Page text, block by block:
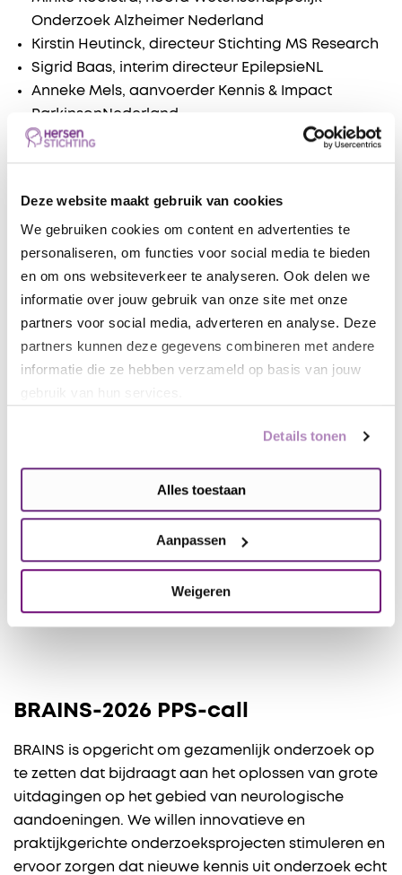
Deze website maakt gebruik van cookies
We gebruiken cookies om content en advertenties te
personaliseren, om functies voor social media te bieden
en om ons websiteverkeer te analyseren. Ook delen we
informatie over jouw gebruik van onze site met onze
partners voor social media, adverteren en analyse. Deze
partners kunnen deze gegevens combineren met andere
informatie die ze hebben verzameld op basis van jouw
gebruik van hun services.
Details tonen
Alles toestaan
Aanpassen
Weigeren
Onderzoek Alzheimer Nederland
Kirstin Heutinck, directeur Stichting MS Research
Sigrid Baas, interim directeur EpilepsieNL
Anneke Mels, aanvoerder Kennis & Impact
ParkinsonNederland
Werkgroep BRAINS
Leonie van Duivenvoorde, Stichting MS Research
Anneke Olde Engberink, Alzheimer Nederland
Laura M’Rabet, EpilepsieNL
Merle van Gelder, ParkinsonNederland
Het programma richt zich op drie hoofdthema’s die
relevant zijn voor meerdere hersenaandoeningen:
Bloed-hersenbarrière
Connected NeuroTech
Humane hersenmodellen
BRAINS-2026 PPS-call
BRAINS is opgericht om gezamenlijk onderzoek op
te zetten dat bijdraagt aan het oplossen van grote
uitdagingen op het gebied van neurologische
aandoeningen. We willen innovatieve en
praktijkgerichte onderzoeksprojecten stimuleren en
ervoor zorgen dat nieuwe kennis uit onderzoek echt